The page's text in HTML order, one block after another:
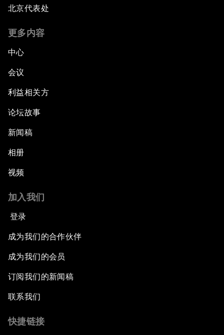
北京代表处
更多内容
中心
会议
利益相关方
论坛故事
新闻稿
相册
视频
加入我们
登录
成为我们的合作伙伴
成为我们的会员
订阅我们的新闻稿
联系我们
快捷链接